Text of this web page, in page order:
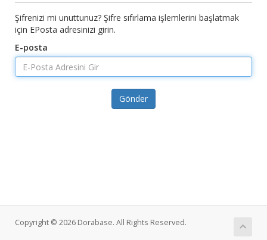
Şifrenizi mi unuttunuz? Şifre sıfırlama işlemlerini başlatmak
için EPosta adresinizi girin.
E-posta
Gönder
Copyright © 2026 Dorabase. All Rights Reserved.